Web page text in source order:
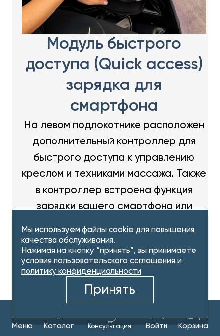
Меню Каталог Консультация Войти Корзина
Модуль быстрого
доступа (Quick access)
зарядка для
смартфона
На левом подлокотнике расположен
дополнительный контроллер для
быстрого доступа к управлению
креслом и техниками массажа. Также
в контроллер встроена функция
зарядки вашего смартфона или
прерывать сеанс массажа из-за
разряженного телефона.
Мы используем файлы cookie для повышения
качества обслуживания.
Нажимая на кнопку “принять”, вы принимаете
условия пользовательского соглашенияи
политику конфиденциальности
Принять